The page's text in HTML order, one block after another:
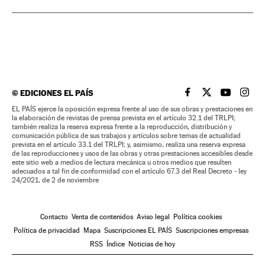
©EDICIONES EL PAÍS EL PAÍS BRASIL EN
EL PAÍSEL PAÍS
EL
EL PAÍS ejerce la oposición expresa frente al uso de sus obras y prestaciones en
la elaboración de revistas de prensa prevista en el artículo 32.1 del TRLPI;
también realiza la reserva expresa frente a la reproducción, distribución y
comunicación pública de sus trabajos y artículos sobre temas de actualidad
prevista en el artículo 33.1 del TRLPI; y, asimismo, realiza una reserva expresa
de las reproducciones y usos de las obras y otras prestaciones accesibles desde
este sitio web a medios de lectura mecánica u otros medios que resulten
adecuados a tal fin de conformidad con el artículo 67.3 del Real Decreto - ley
24/2021, de 2 de noviembre
Contacto Venta de contenidos Aviso legal Política cookies
Política de privacidad Mapa Suscripciones EL PAÍS Suscripciones empresas
RSS Índice Noticias de hoy